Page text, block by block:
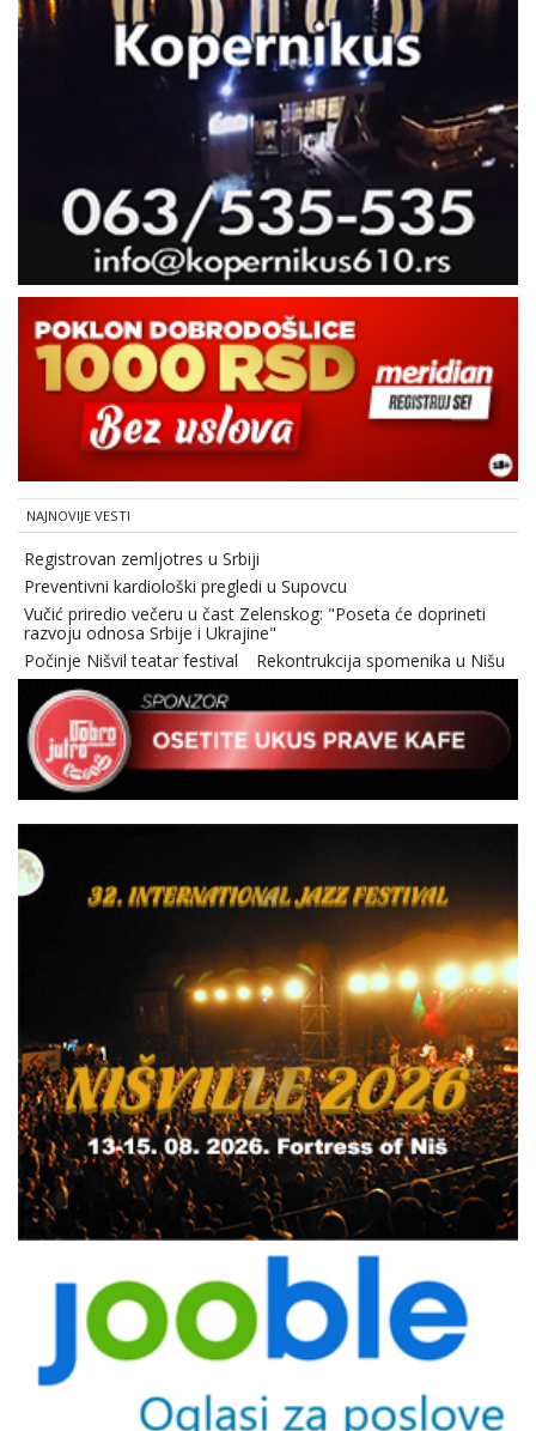
NAJNOVIJE VESTI
Registrovan zemljotres u Srbiji
Preventivni kardiološki pregledi u Supovcu
Vučić priredio večeru u čast Zelenskog: "Poseta će doprineti
razvoju odnosa Srbije i Ukrajine"
Počinje Nišvil teatar festival
Rekontrukcija spomenika u Nišu